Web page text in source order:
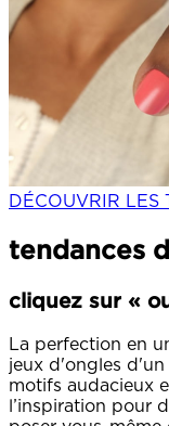
DÉCOUVRIR LES
tendances
cliquez sur «
La perfection en
jeux d'ongles
motifs audacieux
l’inspiration pour